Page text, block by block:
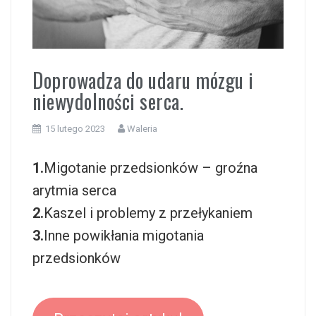
Doprowadza do udaru mózgu i
niewydolności serca.
15 lutego 2023 Waleria
1.Migotanie przedsionków – groźna
arytmia serca
2.Kaszel i problemy z przełykaniem
3.Inne powikłania migotania
przedsionków